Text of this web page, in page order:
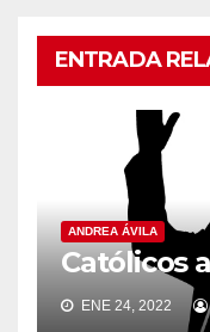
ENTRADA
ANDREA ÁVILA
Católicos
ENE 24, 2022